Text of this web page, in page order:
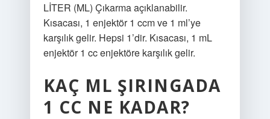
LİTER (ML) Çıkarma açıklanabilir.
Kısacası, 1 enjektör 1 ccm ve 1 ml’ye
karşılık gelir. Hepsi 1’dir. Kısacası, 1 mL
enjektör 1 cc enjektöre karşılık gelir.
KAÇ ML ŞIRINGADA
1 CC NE KADAR?